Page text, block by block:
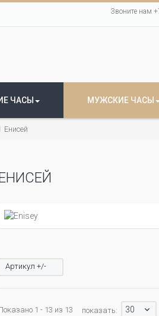
Звоните нам
ЧАСЫ МУЖСКИЕ ЧАСЫ
Енисей
Артикул +/-
1 - 13 из 13 показать: 30